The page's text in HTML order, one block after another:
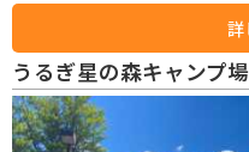
地元野菜を販売する店などもあり
す。
詳
うるぎ星の森キャンプ場